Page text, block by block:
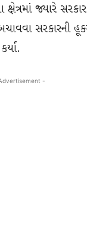
જ્યારે
સરકારની
-